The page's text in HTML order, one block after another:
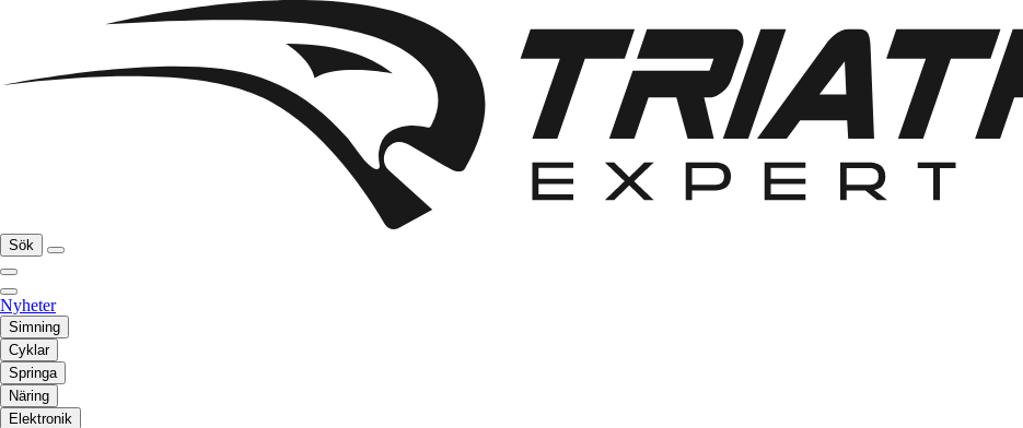
Sök
Nyheter
Simning
Cyklar
Springa
Näring
Elektronik